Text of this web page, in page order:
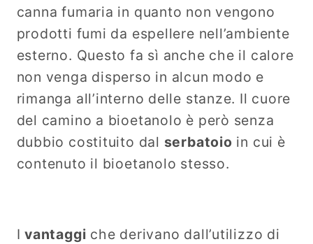
canna fumaria in quanto non vengono
prodotti fumi da espellere nell’ambiente
esterno. Questo fa sì anche che il calore
non venga disperso in alcun modo e
rimanga all’interno delle stanze. Il cuore
del camino a bioetanolo è però senza
dubbio costituito dal serbatoio in cui è
contenuto il bioetanolo stesso.
Ivantaggi che derivano dall’utilizzo di